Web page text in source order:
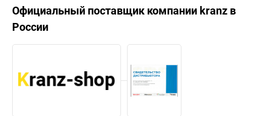
Официальный поставщик компании kranz в
России